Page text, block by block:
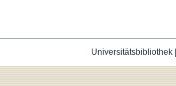
Universitätsbibliothek|